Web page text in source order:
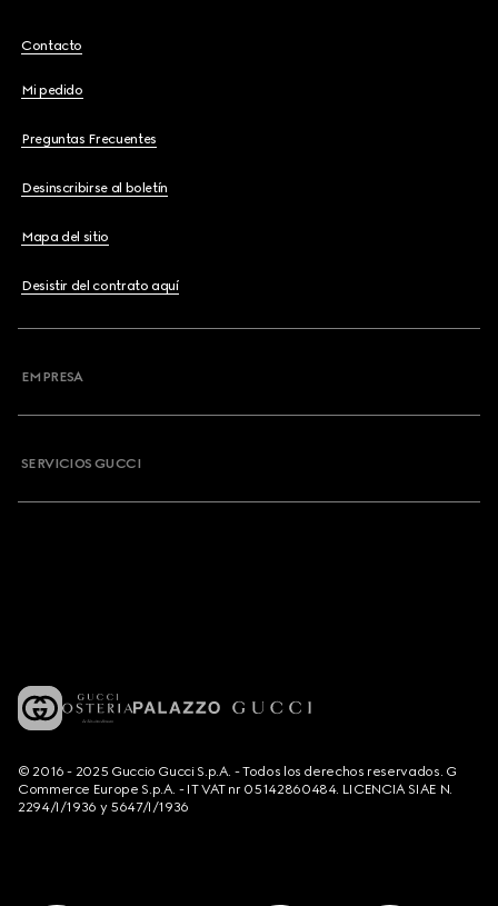
Contacto
Mi pedido
Preguntas Frecuentes
Desinscribirse al boletín
Mapa del sitio
Desistir del contrato aquí
EMPRESA
SERVICIOS GUCCI
© 2016 - 2025 Guccio Gucci S.p.A. - Todos los derechos reservados. G
Commerce Europe S.p.A. - IT VAT nr 05142860484. LICENCIA SIAE N.
2294/I/1936 y 5647/I/1936